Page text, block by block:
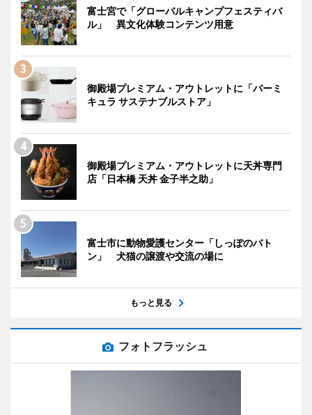
富士宮で「グローバルキャンプフェスティバ
ル」 異文化体験コンテンツ用意
御殿場プレミアム・アウトレットに「バーミ
キュラ サステナブルストア」
御殿場プレミアム・アウトレットに天丼専門
店「日本橋 天丼 金子半之助」
富士市に動物愛護センター「しっぽのバト
ン」 犬猫の譲渡や交流の場に
もっと見る
フォトフラッシュ